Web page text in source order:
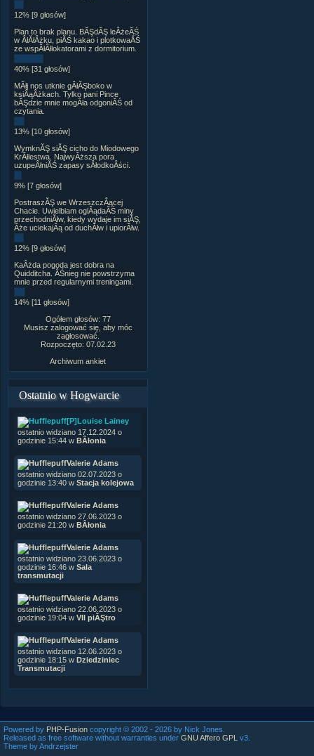
12% [9 głosów]
Plan to brak planu. BĂŞdĂŞ leÂżeĂŚ
w ÂłĂłÂżku, piĂŚ kakao i plotkowaĂŚ
ze wspĂłÂłlokatorami z dormitorium.
40% [31 głosów]
MĂłj nos utknie gÂłĂŞboko w
ksiÂąÂżkach. Tylko pani Pince
bĂŞdzie mnie mogÂła odgoniĂŚ od
czytania.
13% [10 głosów]
WymknĂŞ siĂŞ cicho do Miodowego
KrĂłlestwa. NajwyÂższa pora
uzupeÂłniĂŚ zapasy sÂłodkoÂści.
9% [7 głosów]
PostraszĂŞ we WrzeszczÂącej
Chacie. Uwielbiam oglÂądaĂŚ miny
przechodniĂłw, kiedy wydaje im siĂŞ,
Âże uciekajÂą od duchĂłw i upiorĂłw.
12% [9 głosów]
KaÂżda pogoda jest dobra na
Quidditcha. ÂŚnieg nie powstrzyma
mnie przed regularnymi treningami.
14% [11 głosów]
Ogółem głosów: 77
Musisz zalogować się, aby móc
zagłosować.
Rozpoczęto: 07.02.23
Archiwum ankiet
Ostatnio w Hogwarcie
[P]Louise Lainey
ostatnio widziano 17.12.2024 o
godzinie 15:44 w BÂłonia
Valerie Adams
ostatnio widziano 02.07.2023 o
godzinie 13:40 w Stacja kolejowa
Valerie Adams
ostatnio widziano 27.06.2023 o
godzinie 21:20 w BÂłonia
Valerie Adams
ostatnio widziano 23.06.2023 o
godzinie 16:46 w Sala
transmutacji
Valerie Adams
ostatnio widziano 22.06.2023 o
godzinie 19:04 w VII piĂŞtro
Valerie Adams
ostatnio widziano 12.06.2023 o
godzinie 18:15 w Dziedziniec
Transmutacji
Powered by PHP-Fusion copyright © 2002 - 2026 by Nick Jones.
Released as free software without warranties under GNU Affero GPL
v3.
Theme by Andrzejster